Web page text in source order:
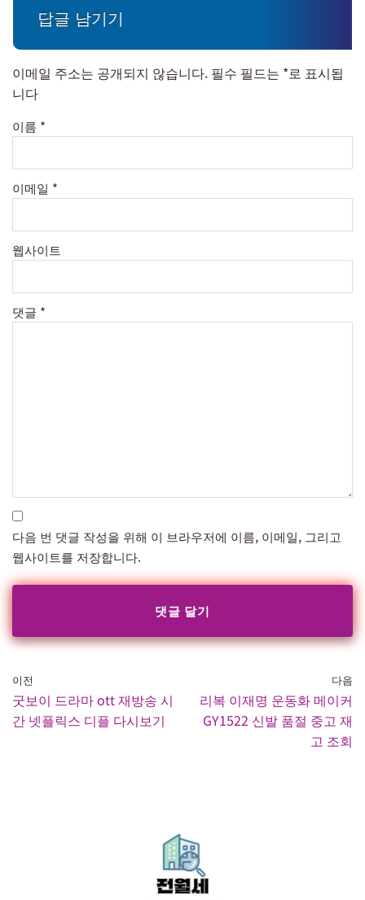
답글 남기기
이메일 주소는 공개되지 않습니다. 필수 필드는 *로 표시됩
니다
이름 *
이메일 *
웹사이트
댓글 *
다음 번 댓글 작성을 위해 이 브라우저에 이름, 이메일, 그리고
웹사이트를 저장합니다.
이전
굿보이 드라마 ott 재방송 시
간 넷플릭스 디플 다시보기
다음
리복 이재명 운동화 메이커
GY1522 신발 품절 중고 재
고 조회